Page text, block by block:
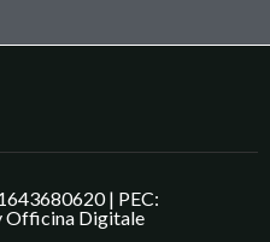
| PEC:
Officina Digitale